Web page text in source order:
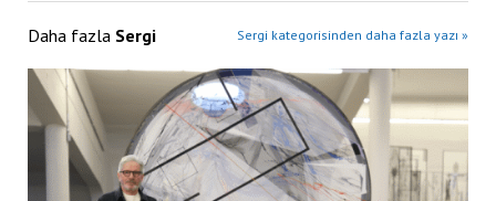
Daha fazla Sergi Sergi kategorisinden daha fazla yazı »